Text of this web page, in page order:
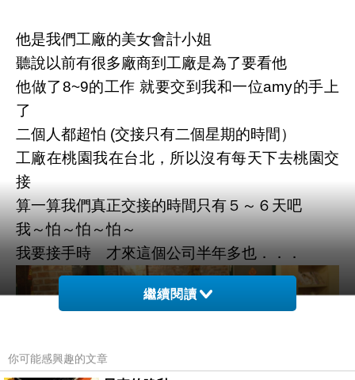
他是我們工廠的美女會計小姐
聽說以前有很多廠商到工廠是為了要看他
他做了8~9的工作 就要交到我和一位amy的手上
了
二個人都超怕 (交接只有二個星期的時間）
工廠在桃園我在台北，所以沒有每天下去桃園交
接
算一算我們真正交接的時間只有５～６天吧
我～怕～怕～怕～
我要接手時 才來這個公司半年多也．．．
繼續閱讀
你可能感興趣的文章